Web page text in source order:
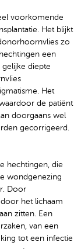
voorkomende
Het blijkt
zo
een
diepte
Het
de patiënt
doorgaans wel
gecorrigeerd.
hechtingen, die
wondgenezing
Door
het lichaam
zitten. Een
van een
tot een infectie